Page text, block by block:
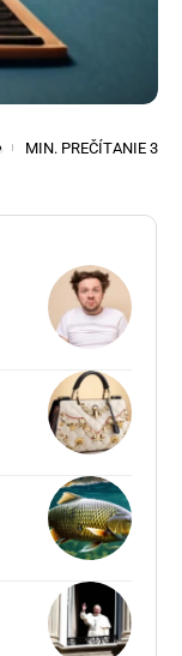
MIN. PREČÍTANIE 3